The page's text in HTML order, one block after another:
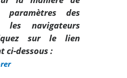
paramètres des
les navigateurs
sur le lien
ci-dessous :